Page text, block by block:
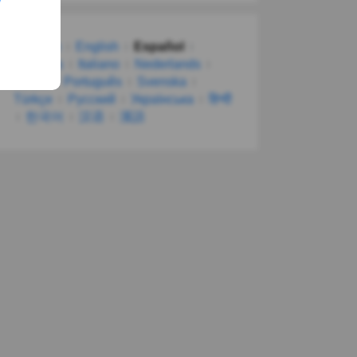
English
Español
Italiano
Nederlands
Português
Svenska
Türkçe
Русский Українська
हिन्दी